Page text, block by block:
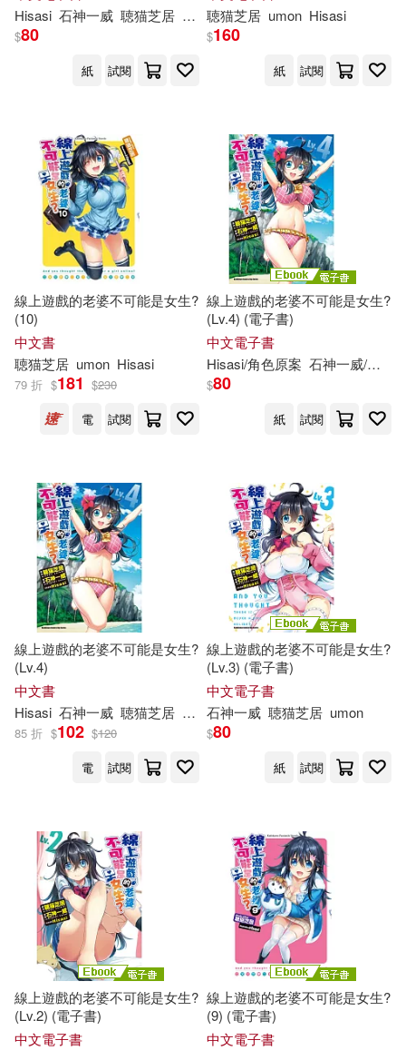
Hisasi 石神一威 聴猫芝居 umon
$80
紙 試閱
聴猫芝居 umon Hisasi
$160
紙 試閱
線上遊戲的老婆不可能是女生?
(10)
中文書
聴猫芝居 umon Hisasi
79 折 $181 $230
電
試閱
線上遊戲的老婆不可能是女生?
(Lv.4) (電子書)
中文電子書
Hisasi/角色原案 石神一威/漫畫
$80
紙 試閱
線上遊戲的老婆不可能是女生?
(Lv.4)
中文書
Hisasi 石神一威 聴猫芝居 umon
85 折 $102 $120
電
試閱
線上遊戲的老婆不可能是女生?
(Lv.3) (電子書)
中文電子書
石神一威 聴猫芝居 umon
$80
紙 試閱
線上遊戲的老婆不可能是女生?
(Lv.2) (電子書)
中文電子書
線上遊戲的老婆不可能是女生?
(9) (電子書)
中文電子書